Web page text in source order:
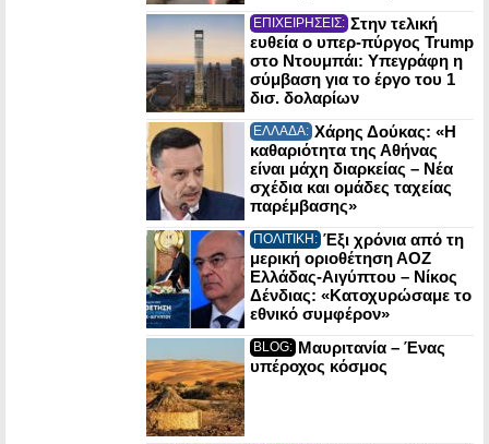
ΕΠΙΧΕΙΡΗΣΕΙΣ: Στην τελική
ευθεία ο υπερ-πύργος Trump
στο Ντουμπάι: Υπεγράφη η
σύμβαση για το έργο του 1
δισ. δολαρίων
ΕΛΛΑΔΑ: Χάρης Δούκας: «Η
καθαριότητα της Αθήνας
είναι μάχη διαρκείας – Νέα
σχέδια και ομάδες ταχείας
παρέμβασης»
ΠΟΛΙΤΙΚΗ: Έξι χρόνια από τη
μερική οριοθέτηση ΑΟΖ
Ελλάδας-Αιγύπτου – Νίκος
Δένδιας: «Κατοχυρώσαμε το
εθνικό συμφέρον»
BLOG: Μαυριτανία – Ένας
υπέροχος κόσμος